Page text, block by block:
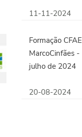
11-11-2024
Formação CFAE
MarcoCinfães -
julho de 2024
20-08-2024